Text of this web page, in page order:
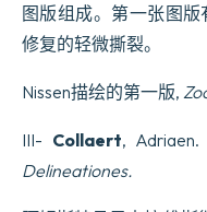
图版组成。第一张图版
修复的轻微撕裂。
Nissen描绘的第一版,
III- Collaert, Adriaen.
Delineationes.